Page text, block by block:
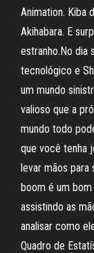
Animation. Kiba
Akihabara. E
estranho.No dia
tecnológico e
um mundo
valioso que a
mundo todo
que você tenha
levar mãos para
boom é um
assistindo as
analisar como
Quadro de